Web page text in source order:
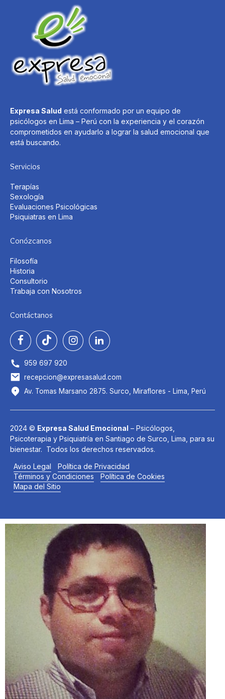
Expresa Salud está conformado por un equipo de
psicólogos en Lima – Perú con la experiencia y el corazón
comprometidos en ayudarlo a lograr la salud emocional que
está buscando.
Servicios
Terapías
Sexología
Evaluaciones Psicológicas
Psiquiatras en Lima
Conózcanos
Filosofía
Historia
Consultorio
Trabaja con Nosotros
Contáctanos
959 697 920
recepcion@expresasalud.com
Av. Tomas Marsano 2875. Surco, Miraflores - Lima, Perú
2024 © Expresa Salud Emocional – Psicólogos,
Psicoterapia y Psiquiatría en Santiago de Surco, Lima, para su
bienestar. Todos los derechos reservados.
Aviso Legal
Política de Privacidad
Términos y Condiciones
Política de Cookies
Mapa del Sitio